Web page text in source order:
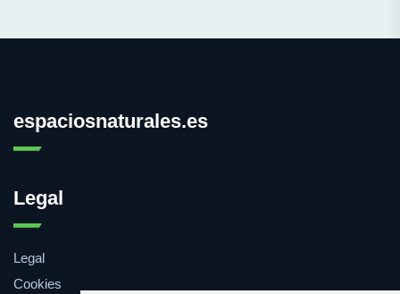
espaciosnaturales.es
Legal
Legal
Cookies